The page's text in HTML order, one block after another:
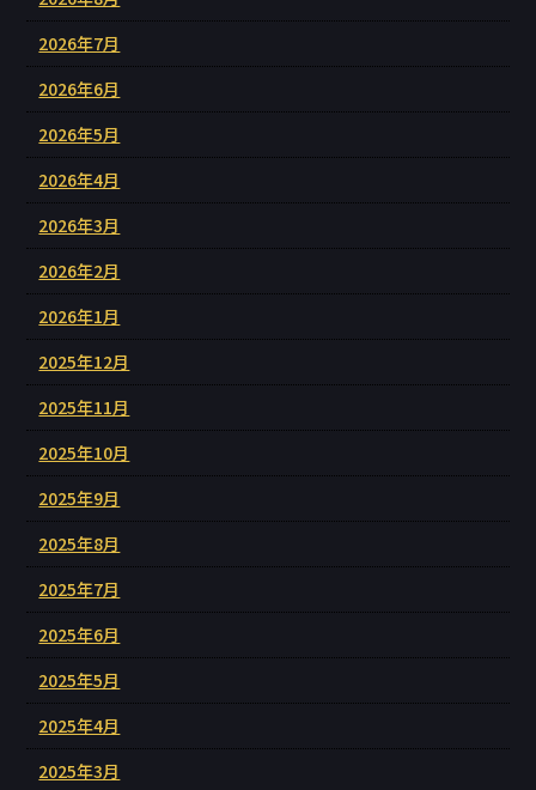
2026年7月
2026年6月
2026年5月
2026年4月
2026年3月
2026年2月
2026年1月
2025年12月
2025年11月
2025年10月
2025年9月
2025年8月
2025年7月
2025年6月
2025年5月
2025年4月
2025年3月